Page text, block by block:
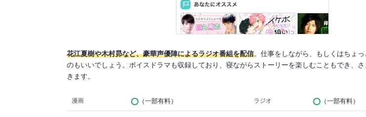
花江夏樹や木村昴など、豪華声優陣によるラジオ番組を配信。仕事をしながら、もしくはちょ
のもいいでしょう。ボイスドラマも収録しており、寝ながらストーリーを楽しむこともでき、
きます。
漫画 （一部有料） ラジオ （一部有料）